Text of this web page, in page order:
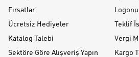
Fırsatlar
Ücretsiz Hediyeler
Katalog Talebi
Sektöre Göre Alışveriş Yapın
Teklif
Vergi
Kargo